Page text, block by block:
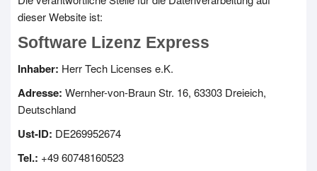
dieser Website ist:
Software Lizenz Express
Inhaber: Herr Tech Licenses e.K.
Adresse: Wernher-von-Braun Str. 16, 63303 Dreieich,
Deutschland
Ust-ID: DE269952674
Tel.: +49 60748160523